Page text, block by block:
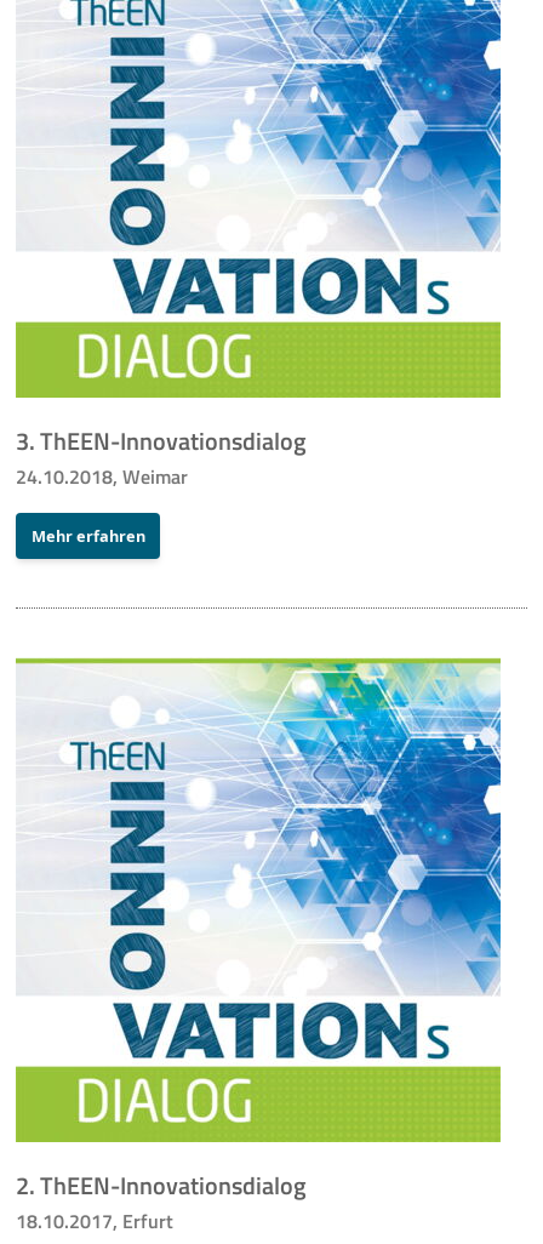
3. ThEEN-Innovationsdialog
24.10.2018, Weimar
Mehr erfahren
2. ThEEN-Innovationsdialog
18.10.2017, Erfurt